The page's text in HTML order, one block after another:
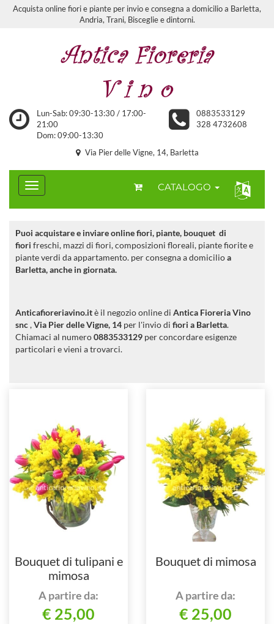
Acquista online fiori e piante per invio e consegna a domicilio a Barletta,
Andria, Trani, Bisceglie e dintorni.
Lun-Sab: 09:30-13:30 / 17:00-
21:00
Dom: 09:00-13:30
0883533129
328 4732608
Via Pier delle Vigne, 14, Barletta
CATALOGO
Puoi acquistare e inviare online fiori, piante, bouquet di
fiori freschi, mazzi di fiori, composizioni floreali, piante fiorite e
piante verdi da appartamento. per consegna a domicilioa
Barletta, anche in giornata.
Anticafioreriavino.itè il negozio online di Antica Fioreria Vino
snc,Via Pier delle Vigne, 14 per l'invio di fiori a Barletta.
Chiamaci al numero0883533129 per concordare esigenze
particolari e vieni a trovarci.
Bouquet di tulipani e
mimosa
A partire da:
€ 25,00
Bouquet di mimosa
A partire da:
€ 25,00